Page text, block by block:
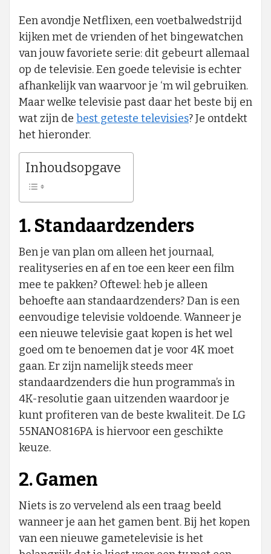
Een avondje Netflixen, een voetbalwedstrijd
kijken met de vrienden of het bingewatchen
van jouw favoriete serie: dit gebeurt allemaal
op de televisie. Een goede televisie is echter
afhankelijk van waarvoor je ‘m wil gebruiken.
Maar welke televisie past daar het beste bij en
wat zijn de best geteste televisies? Je ontdekt
het hieronder.
Inhoudsopgave
1. Standaardzenders
Ben je van plan om alleen het journaal,
realityseries en af en toe een keer een film
mee te pakken? Oftewel: heb je alleen
behoefte aan standaardzenders? Dan is een
eenvoudige televisie voldoende. Wanneer je
een nieuwe televisie gaat kopen is het wel
goed om te benoemen dat je voor 4K moet
gaan. Er zijn namelijk steeds meer
standaardzenders die hun programma’s in
4K-resolutie gaan uitzenden waardoor je
kunt profiteren van de beste kwaliteit. De LG
55NANO816PA is hiervoor een geschikte
keuze.
2. Gamen
Niets is zo vervelend als een traag beeld
wanneer je aan het gamen bent. Bij het kopen
van een nieuwe gametelevisie is het